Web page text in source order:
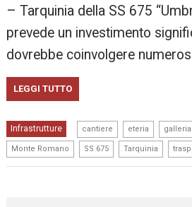
– Tarquinia della SS 675
prevede un investimento
dovrebbe coinvolgere
LEGGI TUTTO
Infrastrutture cantiere eteria galleria
Monte Romano SS 675 Tarquinia